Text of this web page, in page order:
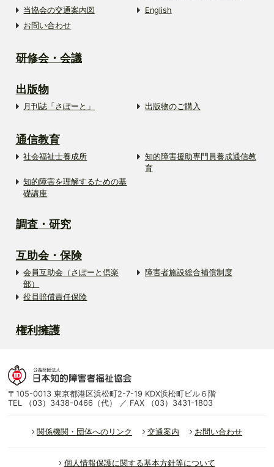
当協会の交通案内図
English
お問い合わせ
研修会・会議
出版物
月刊誌「さぽーと」 出版物のご購入
通信教育
社会福祉士養成所
知的障害援助専門員養成通信教
育
知的障害を理解するための基
礎講座
調査・研究
互助会・保険
会員互助会（さぽーと倶楽
部）
障害者施設総合補償制度
役員賠償責任保険
権利擁護
〒105-0013 東京都港区浜松町2-7-19 KDX浜松町ビル６階
TEL （03）3438-0466（代） ／ FAX （03）3431-1803
関係機関・団体へのリンク 交通案内 お問い合わせ
個人情報保護に関する基本方針等について